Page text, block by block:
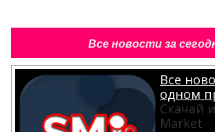
Все новости за
Все
одном
Скачай
Market